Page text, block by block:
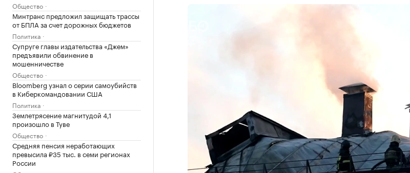
Общество
Минтранс предложил защищать трассы
от БПЛА за счет дорожных бюджетов
Политика
Супруге главы издательства «Джем»
предъявили обвинение в
мошенничестве
Общество
Bloomberg узнал о серии самоубийств
в Киберкомандовании США
Политика
Землетрясение магнитудой 4,1
произошло в Туве
Общество
Средняя пенсия неработающих
превысила ₽35 тыс. в семи регионах
России